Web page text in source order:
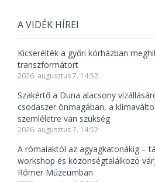
A VIDÉK HÍREI
Kicserélték a győri kórházban
transzformátort
2026. augusztus 7. 14:52
Szakértő a Duna alacsony
csodaszer önmagában, a
szemléletre van szükség
2026. augusztus 7. 14:52
A rómaiaktól az agyagkatonákig –
workshop és közönségtalálkozó
Rómer Múzeumban